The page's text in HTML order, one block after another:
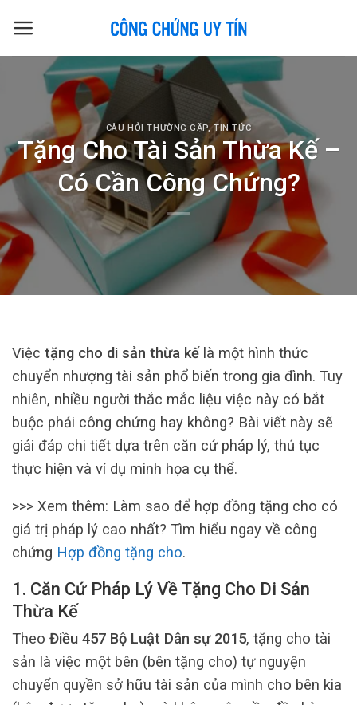
CÂU HỎI THƯỜNG GẶP,TIN TỨC
Tặng Cho Tài Sản Thừa Kế –
Có Cần Công Chứng?
Việc tặng cho di sản thừa kếlà một hình thức
chuyển nhượng tài sản phổ biến trong gia đình. Tuy
nhiên, nhiều người thắc mắc liệu việc này có bắt
buộc phải công chứng hay không? Bài viết này sẽ
giải đáp chi tiết dựa trên căn cứ pháp lý, thủ tục
thực hiện và ví dụ minh họa cụ thể.
>>> Xem thêm: Làm sao để hợp đồng tặng cho có
giá trị pháp lý cao nhất? Tìm hiểu ngay về công
chứng Hợp đồng tặng cho.
1. Căn Cứ Pháp Lý Về Tặng Cho Di Sản
Thừa Kế
Theo Điều 457 Bộ Luật Dân sự 2015, tặng cho tài
sản là việc một bên (bên tặng cho) tự nguyện
chuyển quyền sở hữu tài sản của mình cho bên kia